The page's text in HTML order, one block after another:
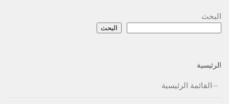
البحث
البحث
الرئيسية
القائمة الرئيسية